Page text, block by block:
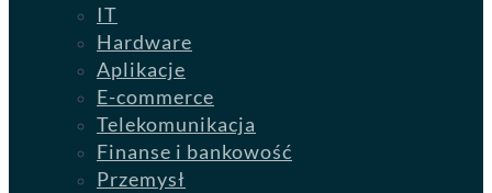
IT
Hardware
Aplikacje
E-commerce
Telekomunikacja
Finanse i bankowość
Przemysł